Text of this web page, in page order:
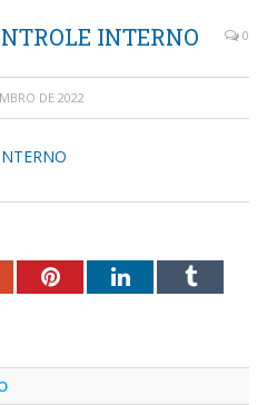
INTERNO 0
DE 2022
PinterestLinkedInTumblr